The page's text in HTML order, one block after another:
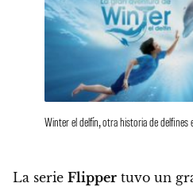
Winter el delfín, otra historia de delfines
La serie Flipper tuvo un